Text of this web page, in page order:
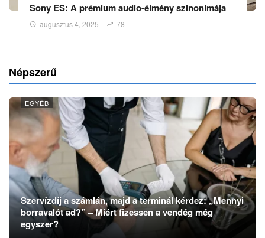
Sony ES: A prémium audio-élmény szinonimája
augusztus 4, 2025 78
Népszerű
EGYÉB
Szervízdíj a számlán, majd a terminál kérdez: „Mennyi
borravalót ad?” – Miért fizessen a vendég még
egyszer?